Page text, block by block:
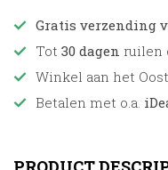
Gratis verzending
Tot 30 dagen ruilen
Winkel aan het
Betalen met o.a.